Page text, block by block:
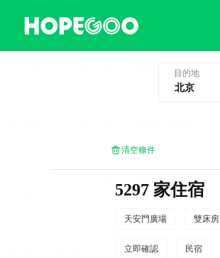
目的地
清空條件
5297 家住宿
天安門廣場 雙床房
立即確認 民宿